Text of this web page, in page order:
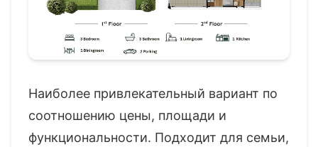
Наиболее привлекательный вариант по
соотношению цены, площади и
функциональности. Подходит для семьи,